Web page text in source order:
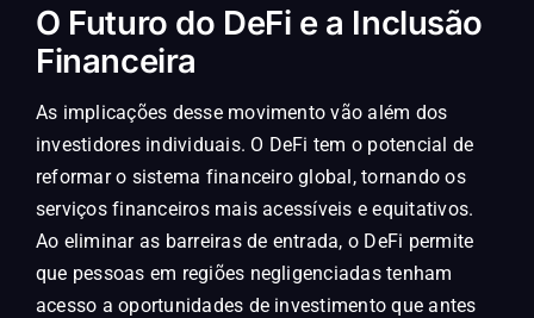
O Futuro do DeFi e a Inclusão
Financeira
As implicações desse movimento vão além dos
investidores individuais. O DeFi tem o potencial de
reformar o sistema financeiro global, tornando os
serviços financeiros mais acessíveis e equitativos.
Ao eliminar as barreiras de entrada, o DeFi permite
que pessoas em regiões negligenciadas tenham
acesso a oportunidades de investimento que antes